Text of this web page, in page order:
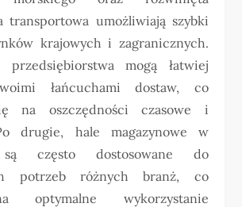
transportowa umożliwiają szybki
krajowych i zagranicznych.
mogą łatwiej
łańcuchami dostaw, co
na oszczędności czasowe i
drugie, hale magazynowe w
są często dostosowane do
potrzeb różnych branż, co
optymalne wykorzystanie